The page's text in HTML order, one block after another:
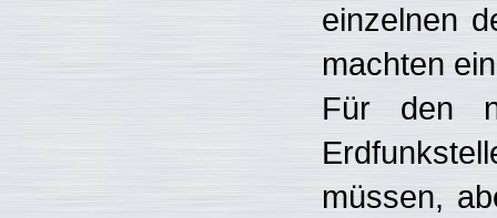
einzelnen
machten
Für den
müssen,